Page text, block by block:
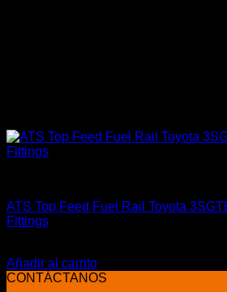
ATS Top Feed Fuel Rail Toyota
Fittings
precio
original
Añadir al carrito
CONTÁCTANOS